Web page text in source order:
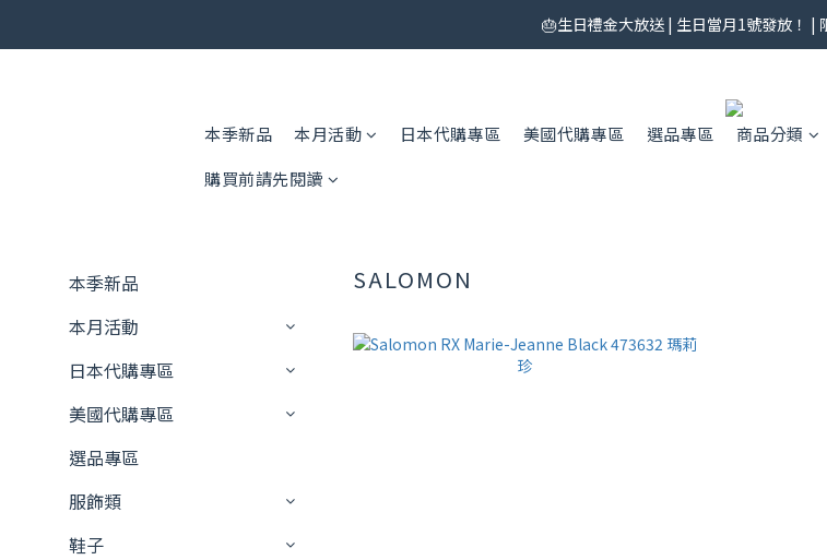
🎟️ 免運券來了！每月 25 號準時開搶｜$299／$999 各一張｜
🎂生日禮金大放送 | 生日當月1號發放！ |
本季新品 本月活動 日本代購專區 美國代購專區 選品專區 商品分類
購買前請先閱讀
本季新品
本月活動
日本代購專區
美國代購專區
選品專區
服飾類
鞋子
SALOMON